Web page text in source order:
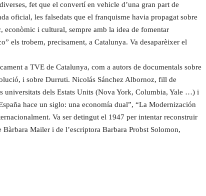
fet que el convertí en vehicle d’una gran part de
oficial, les falsedats que el franquisme havia propagat sobre
econòmic i cultural, sempre amb la idea de fomentar
els trobem, precisament, a Catalunya. Va desaparèixer el
a TVE de Catalunya, com a autors de documentals sobre
i sobre Durruti. Nicolás Sánchez Albornoz, fill de
universitats dels Estats Units (Nova York, Columbia, Yale …) i
hace un siglo: una economía dual”, “La Modernización
Va ser detingut el 1947 per intentar reconstruir
Mailer i de l’escriptora Barbara Probst Solomon,